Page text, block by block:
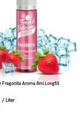
Fragonita Aroma 8ml Longfill
/ Liter